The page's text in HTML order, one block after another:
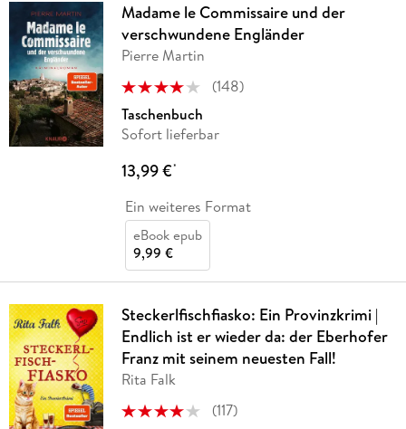
Madame le Commissaire und der
verschwundene Engländer
Pierre Martin
(148)
Taschenbuch
Sofort lieferbar
13,99 €*
Ein weiteres Format
eBook epub
9,99 €
Steckerlfischfiasko: Ein Provinzkrimi |
Endlich ist er wieder da: der Eberhofer
Franz mit seinem neuesten Fall!
Rita Falk
(117)